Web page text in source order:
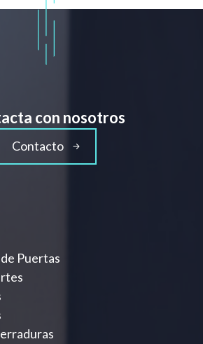
con nosotros
Contacto
Puertas